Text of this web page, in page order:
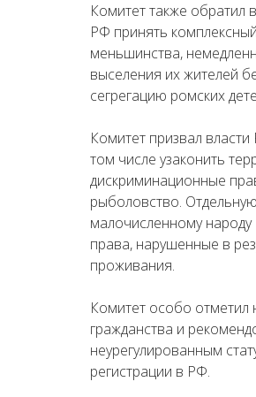
Комитет также обратил
РФ принять
меньшинства,
выселения их жителей
сегрегацию ромских
Комитет призвал
том числе узаконить
дискриминационные
рыболовство.
малочисленному
права, нарушенные в
проживания.
Комитет особо отметил
гражданства и
неурегулированным
регистрации в РФ.